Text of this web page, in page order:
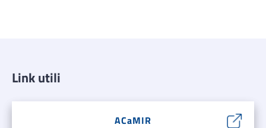
Link utili
ACaMIR